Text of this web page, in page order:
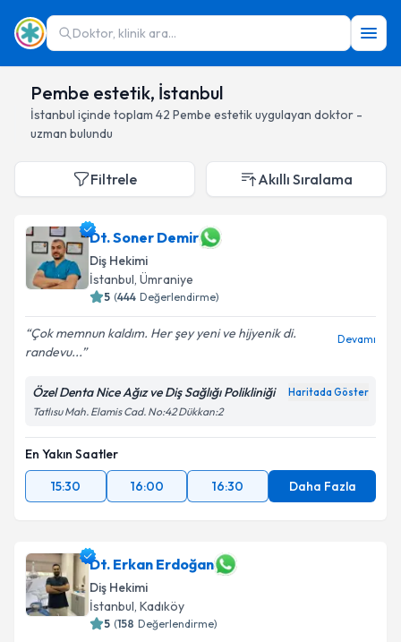
Doktor, klinik ara...
Pembe estetik, İstanbul
İstanbul içinde toplam 42 Pembe estetikuygulayan doktor -
uzman bulundu
Filtrele Akıllı Sıralama
Dt. Soner Demir
Diş Hekimi
İstanbul, Ümraniye
5 (444 Değerlendirme)
Çok memnun kaldım. Her şey yeni ve hijyenik di.
randevu...
Devamı
Özel Denta Nice Ağız ve Diş Sağlığı Polikliniği Haritada Göster
Tatlısu Mah. Elamis Cad. No:42 Dükkan:2
En Yakın Saatler
15:30
16:00 16:30 Daha Fazla
Dt. Erkan Erdoğan
Diş Hekimi
İstanbul, Kadıköy
5 (158 Değerlendirme)